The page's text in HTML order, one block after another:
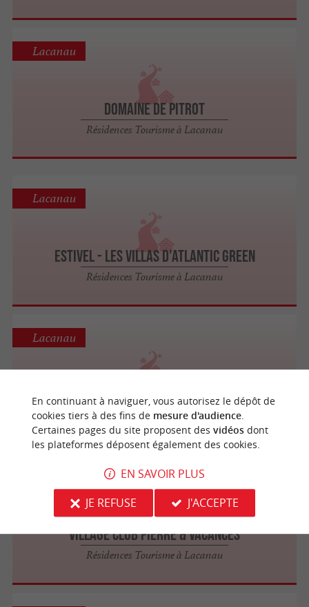
Domaine de Pitrot
Résidences Tourisme à Lacanau
Lacanau
Estivel - Les Villas d'Atlantic Green
Résidences Tourisme à Lacanau
Lacanau
Estivel - Les Villas Eden Parc Golf
Résidences Tourisme à Lacanau
Lacanau
Village Club Pierre & Vacances
Résidences Tourisme à Lacanau
En continuant à naviguer, vous autorisez le dépôt de
cookies tiers à des fins de mesure d'audience.
Certaines pages du site proposent des vidéosdont
les plateformes déposent également des cookies.
EN SAVOIR PLUS
JE REFUSE
J'ACCEPTE